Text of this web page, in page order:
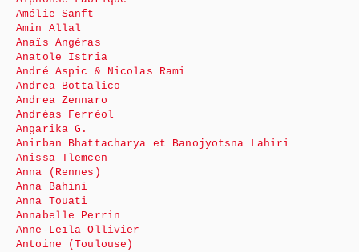
Amélie Sanft
Amin Allal
Anaïs Angéras
Anatole Istria
André Aspic & Nicolas Rami
Andrea Bottalico
Andrea Zennaro
Andréas Ferréol
Angarika G.
Anirban Bhattacharya et Banojyotsna Lahiri
Anissa Tlemcen
Anna (Rennes)
Anna Bahini
Anna Touati
Annabelle Perrin
Anne-Leïla Ollivier
Antoine (Toulouse)